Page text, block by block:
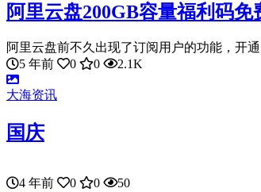
阿里云盘200GB容量福利码免
阿里云盘前不久出现了订阅用户的功能，开
5 年前
0 0 2.1K
大海资讯
国庆
4 年前 0 0
50